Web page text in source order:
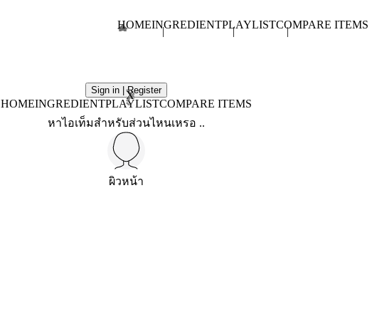
HOMEINGREDIENTPLAYLISTCOMPARE ITEMS
Sign in | Register
X
HOMEINGREDIENTPLAYLISTCOMPARE ITEMS
หาไอเท็มสำหรับส่วนไหนเหรอ ..
ผิวหน้า